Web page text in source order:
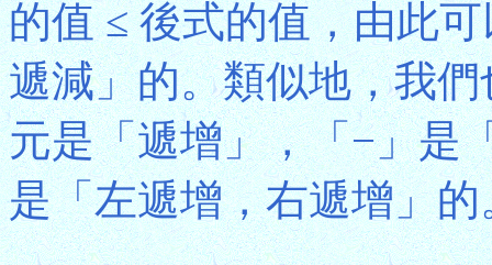
的值 ≤ 後式的值，由此
遞減」的。類似地，我
元是「遞增」，「−」是
是「左遞增，右遞增」的